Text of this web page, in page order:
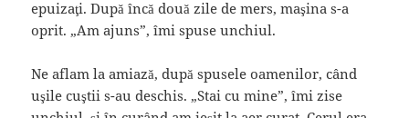
epuizaţi. După încă două zile de mers, maşina s-a
oprit. „Am ajuns”, îmi spuse unchiul.
Ne aflam la amiază, după spusele oamenilor, când
uşile cuştii s-au deschis. „Stai cu mine”, îmi zise